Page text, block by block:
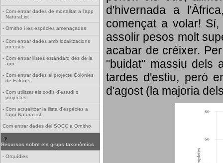
- Com entrar dades de mortalitat a l'app
NaturaList
- Ornitho i les espècies amenaçades
- Com entrar dades amb localitzacions
precises
- Com entrar llistes estàndard des de la
app
- Com entrar dades al projecte Colònies
de Falciots
- Com utilitzar els codis d'estudi o
projectes
- Com actualitzar la llista d'espècies a
l'app NaturaList
Com entrar dades del SOCC a Ornitho
Recursos sobre els grups taxonòmics
- Orquídies
d'hivernada a
començat a volar!
assolir pesos molt
acabar de créixer.
"buidat" massiu dels
tardes d'estiu, però
d'agost (la majoria